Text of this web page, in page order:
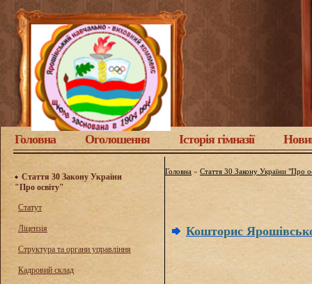
Головна Оголошення Історія гімназії
Стаття 30 Закону України
"Про освіту"
Статут
Ліцензія
Структура та органи управління
Кадровий склад
Головна » Стаття 30 Закону України "Про
Кошторис